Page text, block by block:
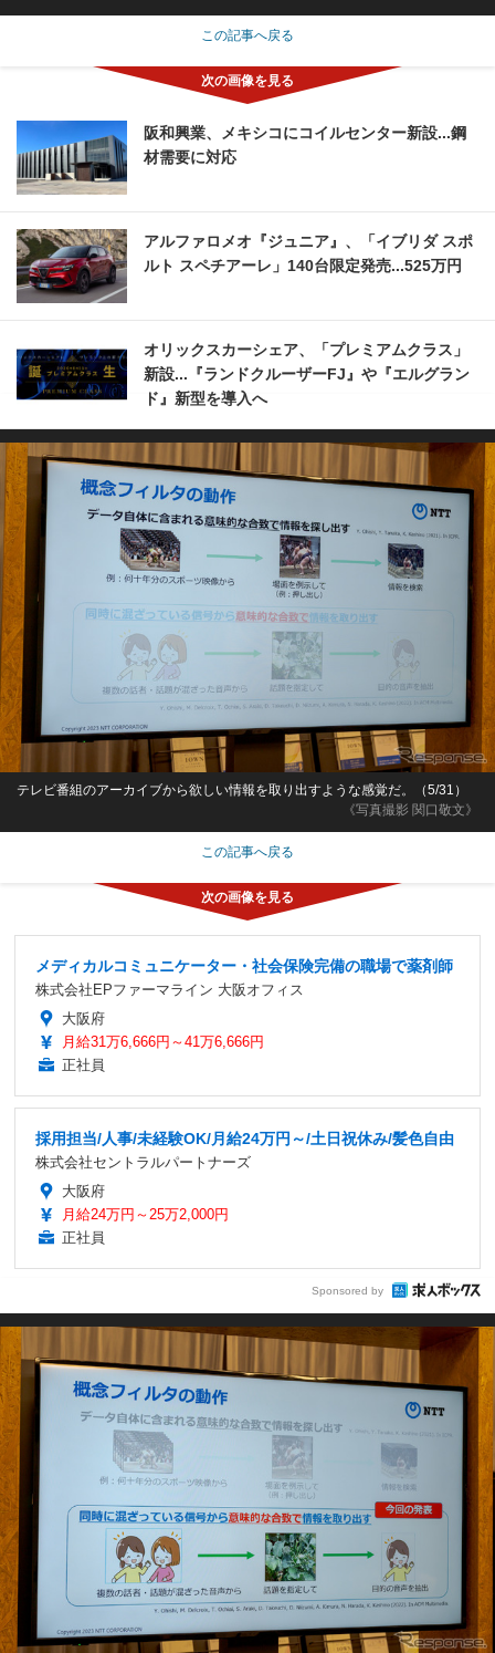
この記事へ戻る
阪和興業、メキシコにコイルセンター新設...鋼
材需要に対応
アルファロメオ『ジュニア』、「イブリダ スポ
ルト スペチアーレ」140台限定発売...525万円
オリックスカーシェア、「プレミアムクラス」
新設...『ランドクルーザーFJ』や『エルグラン
ド』新型を導入へ
《写真撮影 関口敬文》
テレビ番組のアーカイブから欲しい情報を取り出すような感覚だ。（5/31）
この記事へ戻る
メディカルコミュニケーター・社会保険完備の職場で薬剤師
株式会社EPファーマライン 大阪オフィス
大阪府
月給31万6,666円～41万6,666円
正社員
採用担当/人事/未経験OK/月給24万円～/土日祝休み/髪色自由
株式会社セントラルパートナーズ
大阪府
月給24万円～25万2,000円
正社員
Sponsored by